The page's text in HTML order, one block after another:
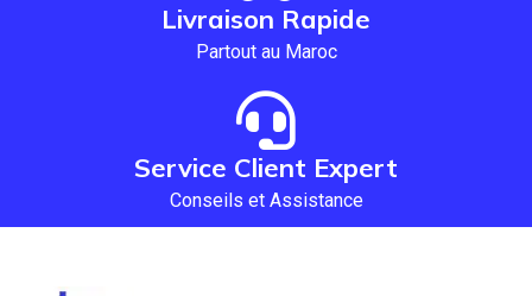
Livraison Rapide
Partout au Maroc
Service Client Expert
Conseils et Assistance